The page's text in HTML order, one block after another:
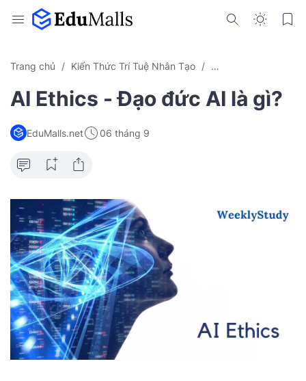
Trang chủ Kiến Thức Trí Tuệ Nhân Tạo WS - Trí Tuệ Nhân
AI Ethics - Đạo đức AI là gì?
EduMalls.net 06 tháng 9